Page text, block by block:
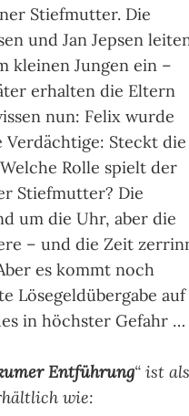
Stiefmutter. Die
und Jan Jepsen
kleinen Jungen ein –
erhalten die Eltern
nun: Felix wurde
Steckt die
Rolle spielt der
Stiefmutter? Die
um die Uhr, aber die
– und die Zeit
es kommt noch
Lösegeldübergabe
in höchster Gefahr …
Entführung“ ist
wie: